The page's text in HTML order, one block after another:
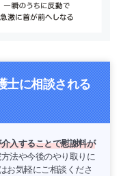
士に相談される
入することで慰謝料が
法や今後のやり取りに
お気軽にご相談くださ